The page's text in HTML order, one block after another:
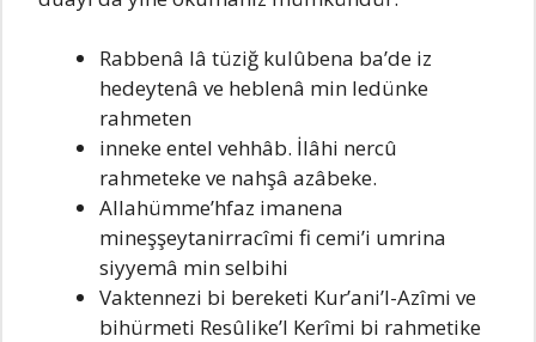
Rabbenâ lâ tüziğ kulûbena ba’de iz
hedeytenâ ve heblenâ min ledünke
rahmeten
inneke entel vehhâb. İlâhi nercû
rahmeteke ve nahşâ azâbeke.
Allahümme’hfaz imanena
mineşşeytanirracîmi fi cemi’i umrina
siyyemâ min selbihi
Vaktennezi bi bereketi Kur’ani’l-Azîmi ve
bihürmeti Resûlike’l Kerîmi bi rahmetike